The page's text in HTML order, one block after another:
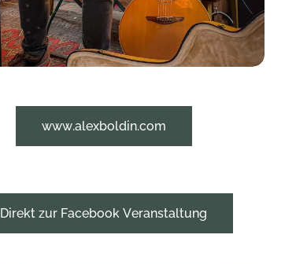
www.alexboldin.com
Direkt zur Facebook Veranstaltung